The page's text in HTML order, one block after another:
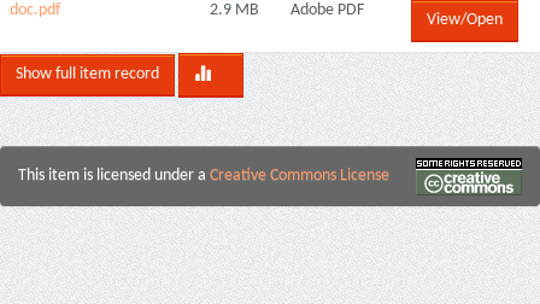
doc.pdf 2.9 MB Adobe PDF
View/Open
Show full item record
This item is licensed under a Creative Commons License